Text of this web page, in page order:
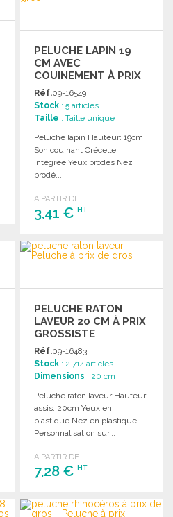
PELUCHE LAPIN 19
CM AVEC
COUINEMENT À PRIX
GROSSISTE
Réf.09-16549
Stock : 5 articles
Taille : Taille unique
Peluche lapin Hauteur: 19cm
Son couinant Crécelle
intégrée Yeux brodés Nez
brodé...
A PARTIR DE
3,41 €HT
COMMANDER
PELUCHE RATON
LAVEUR 20 CM À PRIX
GROSSISTE
Réf.09-16483
Stock : 2 714 articles
Dimensions : 20 cm
Peluche raton laveur Hauteur
assis: 20cm Yeux en
plastique Nez en plastique
Personnalisation sur...
A PARTIR DE
7,28 €HT
COMMANDER